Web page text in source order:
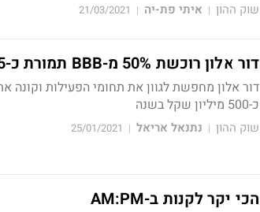
שוק ההון | איתי פת-יה |
21/03/2021
דור אלון רוכשת 50% מ-BBB תמורת כ-75 מיליון שקל
דור אלון מחפשת לגוון את תחומי הפעילות
כ-500 מיליון שקל בשנה
שוק ההון | נתנאל אריאל |
25/01/2021
הכי יקר לקנות ב-AM:PM